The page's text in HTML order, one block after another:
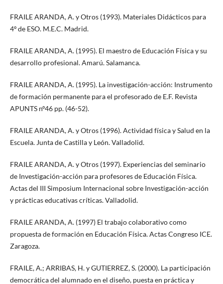
FRAILE ARANDA, A. y Otros (1993). Materiales Didácticos para
4º de ESO. M.E.C. Madrid.
FRAILE ARANDA, A. (1995). El maestro de Educación Física y su
desarrollo profesional. Amarú. Salamanca.
FRAILE ARANDA, A. (1995). La investigación-acción: Instrumento
de formación permanente para el profesorado de E.F. Revista
APUNTS nº46 pp. (46-52).
FRAILE ARANDA, A. y Otros (1996). Actividad física y Salud en la
Escuela. Junta de Castilla y León. Valladolid.
FRAILE ARANDA, A. y Otros (1997). Experiencias del seminario
de Investigación-acción para profesores de Educación Física.
Actas del III Simposium Internacional sobre Investigación-acción
y prácticas educativas críticas. Valladolid.
FRAILE ARANDA, A. (1997) El trabajo colaborativo como
propuesta de formación en Educación Física. Actas Congreso ICE.
Zaragoza.
FRAILE, A.; ARRIBAS, H. y GUTIERREZ, S. (2000). La participación
democrática del alumnado en el diseño, puesta en práctica y